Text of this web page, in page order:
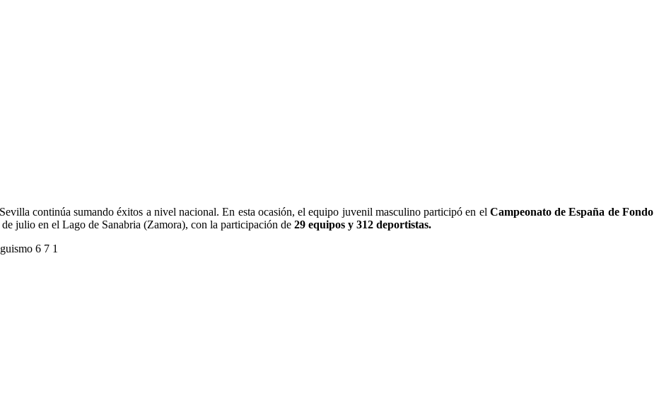
continúa sumando éxitos a nivel nacional. En esta ocasión, el equipo juvenil masculino participó en el Campeonato de España de Fondo
de julio en el Lago de Sanabria (Zamora), con la participación de 29 equipos y 312 deportistas.